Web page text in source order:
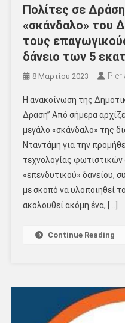
Πολίτες σε
«σκάνδαλο» του
τους
δάνειο των 5
8 Μαρτίου 2023
Η ανακοίνωση της
Δράση” Από σήμερα
μεγάλο «σκάνδαλο» της
Νταντάμη για την
τεχνολογίας
«επενδυτικού» δανείου,
με σκοπό να υλοποιηθεί
ακολουθεί ακόμη ένα, […]
Continue Reading